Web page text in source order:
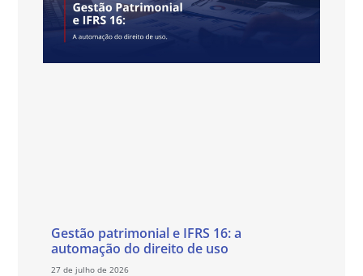
Gestão patrimonial e IFRS 16: a
automação do direito de uso
27 de julho de 2026